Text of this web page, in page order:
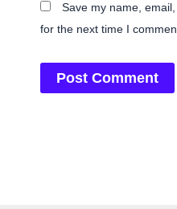
Save my name,
for the next time I